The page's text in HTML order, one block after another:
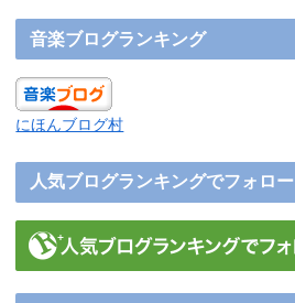
音楽ブログランキング
にほんブログ村
人気ブログランキングでフォロー